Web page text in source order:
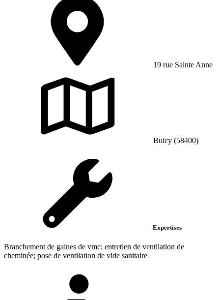
19 rue Sainte Anne
Bulcy (58400)
Expertises
Branchement de gaines de vmc; entretien de ventilation de
cheminée; pose de ventilation de vide sanitaire